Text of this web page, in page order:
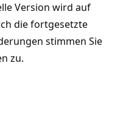
Version wird auf
die fortgesetzte
stimmen Sie
zu.